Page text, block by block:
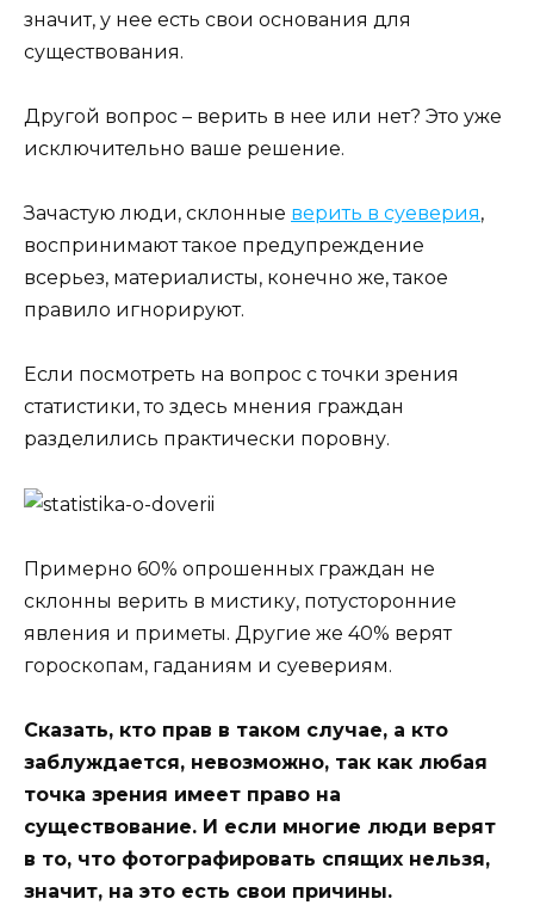
значит, у нее есть свои основания для
существования.
Другой вопрос – верить в нее или нет? Это уже
исключительно ваше решение.
Зачастую люди, склонные верить в суеверия,
воспринимают такое предупреждение
всерьез, материалисты, конечно же, такое
правило игнорируют.
Если посмотреть на вопрос с точки зрения
статистики, то здесь мнения граждан
разделились практически поровну.
Примерно 60% опрошенных граждан не
склонны верить в мистику, потусторонние
явления и приметы. Другие же 40% верят
гороскопам, гаданиям и суевериям.
Сказать, кто прав в таком случае, а кто
заблуждается, невозможно, так как любая
точка зрения имеет право на
существование. И если многие люди верят
в то, что фотографировать спящих нельзя,
значит, на это есть свои причины.